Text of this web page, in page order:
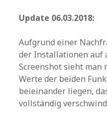
Update 06.03.2018:
Aufgrund einer
der Installationen auf
Screenshot sieht man
Werte der beiden
beieinander liegen,
vollständig